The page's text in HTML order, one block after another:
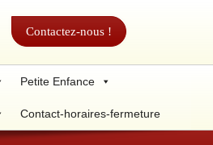
Contactez-nous !
Petite Enfance
Contact-horaires-fermeture